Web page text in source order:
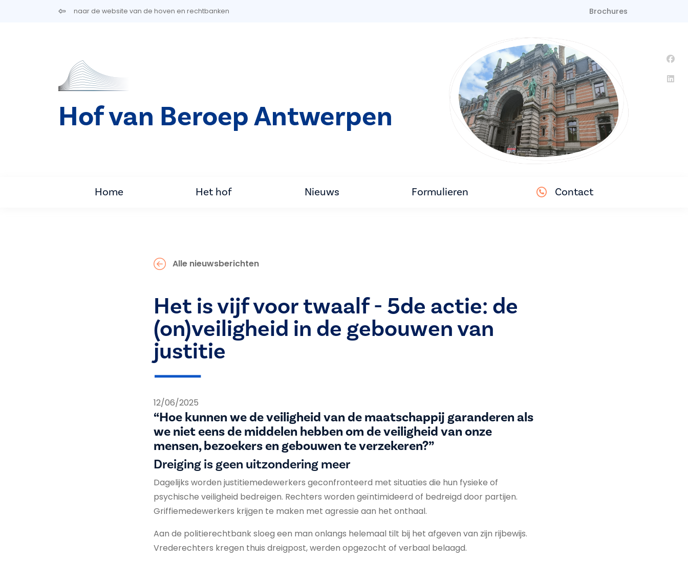
Overslaan en naar de inhoud gaannaar de website van de hoven en rechtbanken Brochures
Hof van Beroep Antwerpen
Home Het hof Nieuws Formulieren Contact
Alle nieuwsberichten
Het is vijf voor twaalf - 5de actie: de
(on)veiligheid in de gebouwen van
justitie
12/06/2025
“Hoe kunnen we de veiligheid van de maatschappij garanderen als
we niet eens de middelen hebben om de veiligheid van onze
mensen, bezoekers en gebouwen te verzekeren?”
Dreiging is geen uitzondering meer
Dagelijks worden justitiemedewerkers geconfronteerd met situaties die hun fysieke of
psychische veiligheid bedreigen. Rechters worden geïntimideerd of bedreigd door partijen.
Griffiemedewerkers krijgen te maken met agressie aan het onthaal.
Aan de politierechtbank sloeg een man onlangs helemaal tilt bij het afgeven van zijn rijbewijs.
Vrederechters kregen thuis dreigpost, werden opgezocht of verbaal belaagd.